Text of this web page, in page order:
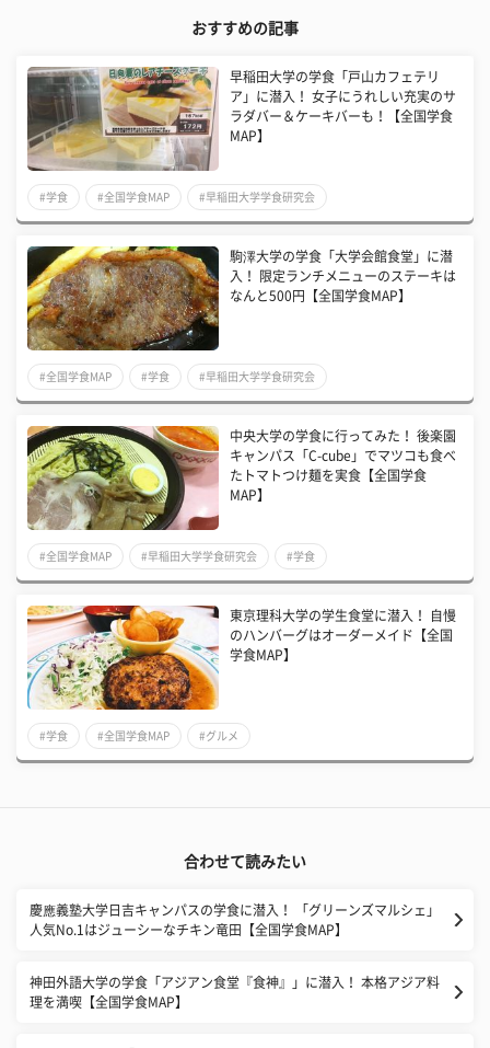
おすすめの記事
早稲田大学の学食「戸山カフェテリ
ア」に潜入！ 女子にうれしい充実のサ
ラダバー＆ケーキバーも！【全国学食
MAP】
#学食 #全国学食MAP #早稲田大学学食研究会
駒澤大学の学食「大学会館食堂」に潜
入！ 限定ランチメニューのステーキは
なんと500円【全国学食MAP】
#全国学食MAP #学食 #早稲田大学学食研究会
中央大学の学食に行ってみた！ 後楽園
キャンパス「C-cube」でマツコも食べ
たトマトつけ麺を実食【全国学食
MAP】
#全国学食MAP #早稲田大学学食研究会 #学食
東京理科大学の学生食堂に潜入！ 自慢
のハンバーグはオーダーメイド【全国
学食MAP】
#学食 #全国学食MAP #グルメ
合わせて読みたい
慶應義塾大学日吉キャンパスの学食に潜入！ 「グリーンズマルシェ」
人気No.1はジューシーなチキン竜田【全国学食MAP】
神田外語大学の学食「アジアン食堂『食神』」に潜入！ 本格アジア料
理を満喫【全国学食MAP】